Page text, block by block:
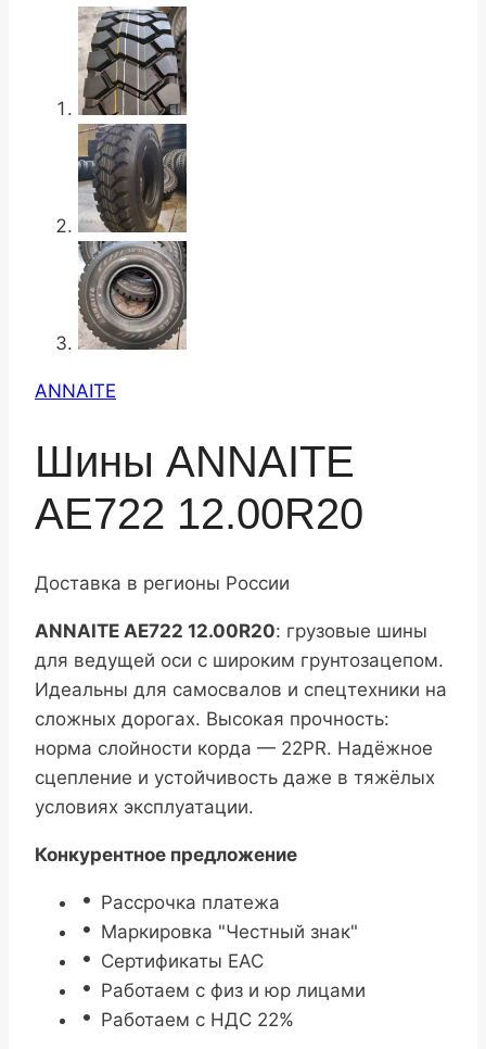
ANNAITE
Шины ANNAITE
AE722 12.00R20
Доставка в регионы России
ANNAITE AE722 12.00R20: грузовые шины
для ведущей оси с широким грунтозацепом.
Идеальны для самосвалов и спецтехники на
сложных дорогах. Высокая прочность:
норма слойности корда — 22PR. Надёжное
сцепление и устойчивость даже в тяжёлых
условиях эксплуатации.
Конкурентное предложение
Рассрочка платежа
Маркировка "Честный знак"
Сертификаты ЕАС
Работаем с физ и юр лицами
Работаем с НДС 22%